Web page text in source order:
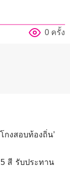
0 ครั้ง
กงสอบท้องถิ่น’
สี รับประทาน